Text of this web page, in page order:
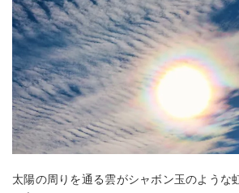
太陽の周りを通る雲がシャボン玉のような